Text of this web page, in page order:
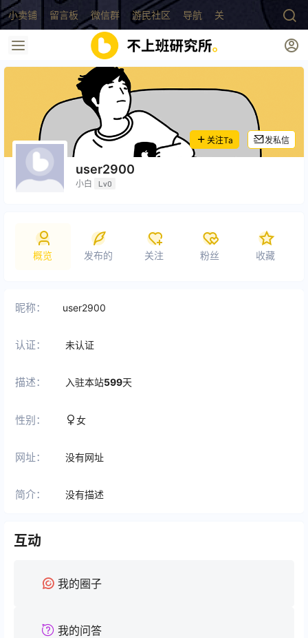
小卖铺 留言板 微信群 游民社区 导航 关于
user2900
小白 Lv0
关注Ta 发私信
概览 发布的 关注 粉丝 收藏
昵称： user2900
认证： 未认证
描述： 入驻本站599天
性别： 女
网址： 没有网址
简介： 没有描述
互动
我的圈子
我的问答